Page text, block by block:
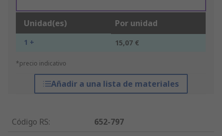
Unidad(es) Por unidad
1 + 15,07 €
*precio indicativo
Añadir a una lista de materiales
Código RS:
652-797